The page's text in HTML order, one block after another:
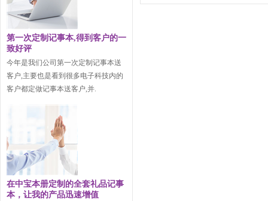
第一次定制记事本,得到客户的一
致好评
今年是我们公司第一次定制记事本送
客户,主要也是看到很多电子科技内的
客户都定做记事本送客户,并.
在中宝本册定制的全套礼品记事
本，让我的产品迅速增值